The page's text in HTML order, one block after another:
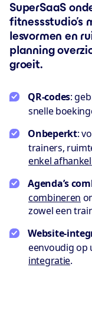
SuperSaaS
fitnessstudio’s
lesvormen en
planning
groeit.
QR-codes:
snelle
Onbeperkt:
trainers,
enkel
Agenda’s
combineren
zowel een
Website-
eenvoudig op
integratie.